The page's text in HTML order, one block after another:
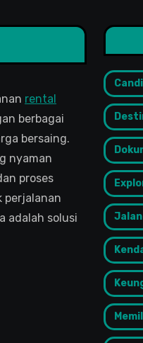
rental
berbagai
bersaing.
nyaman
proses
perjalanan
adalah solusi